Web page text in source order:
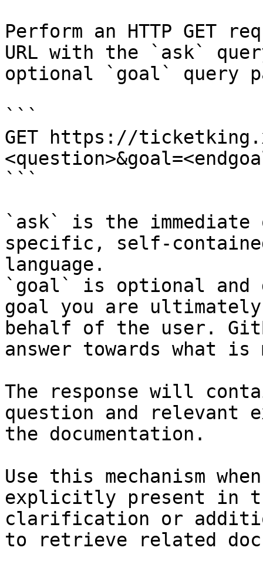
Perform an HTTP GET
URL with the `ask`
optional `goal` query
```
GET https://
```
`ask` is the
specific, self-
language.
`goal` is optional and
goal you are
behalf of the user.
answer towards what
The response will
question and relevant
the documentation.
Use this mechanism
explicitly present in
clarification or